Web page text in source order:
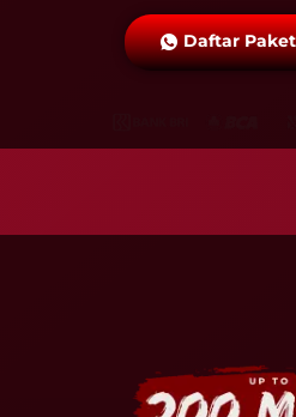
Daftar